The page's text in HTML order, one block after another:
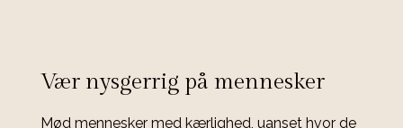
Vær nysgerrig på mennesker
Mød mennesker med kærlighed, uanset hvor de